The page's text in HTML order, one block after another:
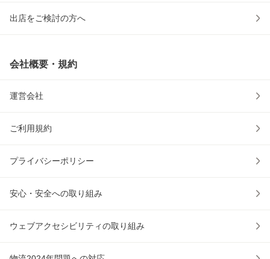
出店をご検討の方へ
会社概要・規約
運営会社
ご利用規約
プライバシーポリシー
安心・安全への取り組み
ウェブアクセシビリティの取り組み